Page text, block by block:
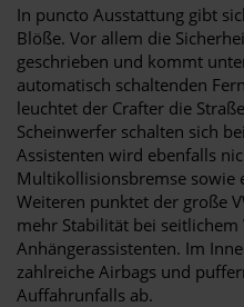
In puncto Ausstattung gibt
Blöße. Vor allem die
geschrieben und kommt
automatisch schaltenden
leuchtet der Crafter die
Scheinwerfer schalten sich
Assistenten wird ebenfalls
Multikollisionsbremse sowie
Weiteren punktet der große
mehr Stabilität bei
Anhängerassistenten. Im
zahlreiche Airbags und
Auffahrunfalls ab.